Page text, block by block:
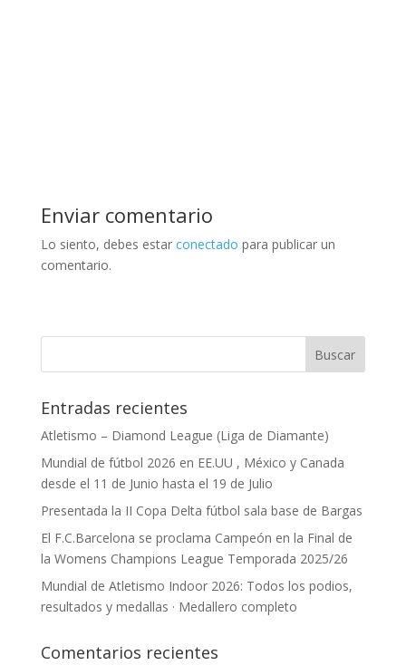
Enviar comentario
Lo siento, debes estar conectado para publicar un
comentario.
Entradas recientes
Atletismo – Diamond League (Liga de Diamante)
Mundial de fútbol 2026 en EE.UU , México y Canada
desde el 11 de Junio hasta el 19 de Julio
Presentada la II Copa Delta fútbol sala base de Bargas
El F.C.Barcelona se proclama Campeón en la Final de
la Womens Champions League Temporada 2025/26
Mundial de Atletismo Indoor 2026: Todos los podios,
resultados y medallas · Medallero completo
Comentarios recientes